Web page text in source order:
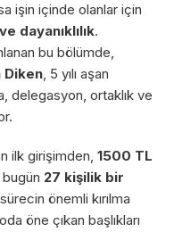
işin içinde olanlar için
dayanıklılık.
bu bölümde,
Diken, 5 yılı aşan
delegasyon, ortaklık ve
ilk girişimden, 1500 TL
bugün 27 kişilik bir
önemli kırılma
öne çıkan başlıkları